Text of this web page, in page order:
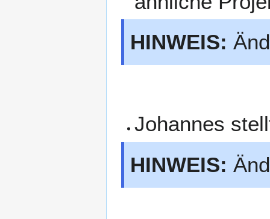
HINWEIS:
Johannes
HINWEIS: